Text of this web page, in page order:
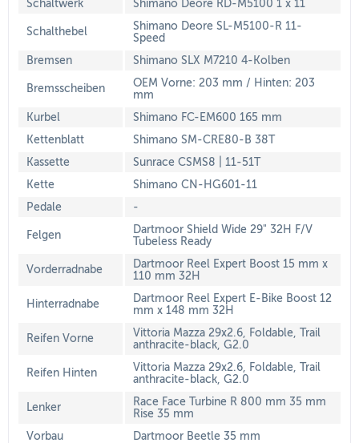
Schaltwerk Shimano Deore RD-M5100 1 x 11
Schalthebel
Shimano Deore SL-M5100-R 11-
Speed
Bremsen
Shimano SLX M7210 4-Kolben
Bremsscheiben
OEM Vorne: 203 mm / Hinten: 203
mm
Kurbel
Shimano FC-EM600 165 mm
Kettenblatt
Shimano SM-CRE80-B 38T
Kassette
Sunrace CSMS8 | 11-51T
Kette
Shimano CN-HG601-11
Pedale
-
Felgen
Dartmoor Shield Wide 29" 32H F/V
Tubeless Ready
Vorderradnabe
Dartmoor Reel Expert Boost 15 mm x
110 mm 32H
Hinterradnabe
Dartmoor Reel Expert E-Bike Boost 12
mm x 148 mm 32H
Reifen Vorne
Vittoria Mazza 29x2.6, Foldable, Trail
anthracite-black, G2.0
Reifen Hinten
Vittoria Mazza 29x2.6, Foldable, Trail
anthracite-black, G2.0
Lenker
Race Face Turbine R 800 mm 35 mm
Rise 35 mm
Vorbau
Dartmoor Beetle 35 mm